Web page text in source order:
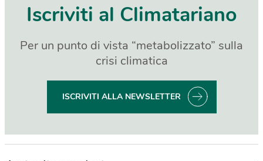
Iscriviti al Climatariano
Per un punto di vista “metabolizzato” sulla
crisi climatica
ISCRIVITI ALLA NEWSLETTER